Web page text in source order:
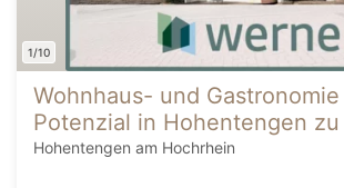
1/10
Wohnhaus- und
Potenzial in Hohentengen
Hohentengen am Hochrhein